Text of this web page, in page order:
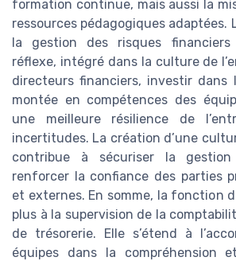
formation continue, mais aussi la
ressources pédagogiques adaptées.
la gestion des risques
réflexe, intégré dans la culture de
directeurs financiers, investir
montée en compétences des
une meilleure résilience de
incertitudes. La création d’une
contribue à sécuriser la
renforcer la confiance des parties
et externes. En somme, la fonction
plus à la supervision de la
de trésorerie. Elle s’étend à
équipes dans la compréhension